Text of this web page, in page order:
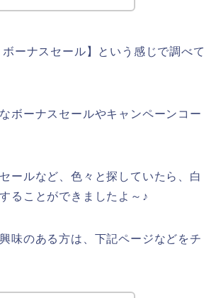
ーナスセール】という感じで調べて
ボーナスセールやキャンペーンコー
ールなど、色々と探していたら、白
ることができましたよ～♪
味のある方は、下記ページなどをチ